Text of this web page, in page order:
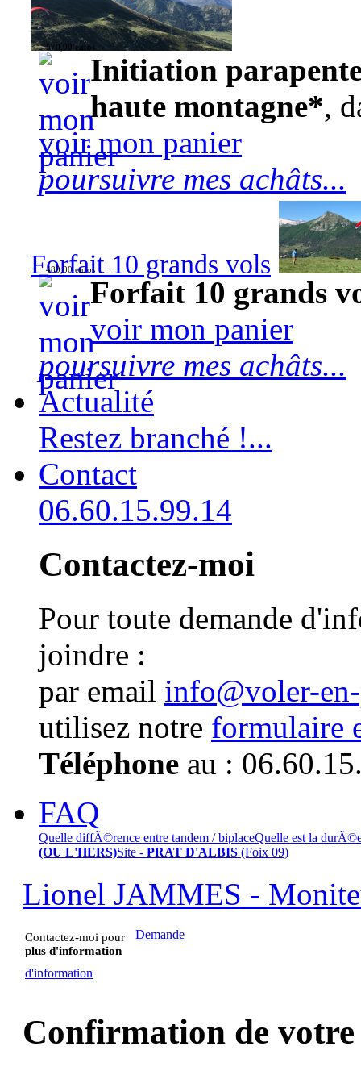
570,00 euros
Initiation
haute montagne*,
voir mon panier
poursuivre mes achâts...
Forfait 10 grands vols
480,00 euros
Forfait 10 grands
voir mon panier
poursuivre mes achâts...
Actualité
Restez branché !...
Contact
06.60.15.99.14
Contactez-moi
Pour toute demande
joindre :
par email info@voler-
utilisez notre formulaire
Téléphone au :
FAQ
Quelle diffÃ©rence entre tandem / biplaceQuelle est la
(OU L'HERS)Site - PRAT D'ALBIS (Foix 09)
Lionel JAMMES -
Contactez-moi pour
plus d'information
Demande
d'information
Confirmation de votre